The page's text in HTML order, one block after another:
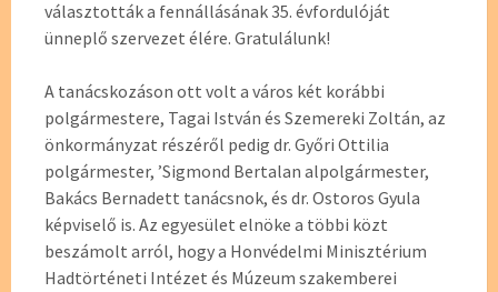
választották a fennállásának 35. évfordulóját
ünneplő szervezet élére. Gratulálunk!
A tanácskozáson ott volt a város két korábbi
polgármestere, Tagai István és Szemereki Zoltán, az
önkormányzat részéről pedig dr. Győri Ottilia
polgármester, ’Sigmond Bertalan alpolgármester,
Bakács Bernadett tanácsnok, és dr. Ostoros Gyula
képviselő is. Az egyesület elnöke a többi közt
beszámolt arról, hogy a Honvédelmi Minisztérium
Hadtörténeti Intézet és Múzeum szakemberei